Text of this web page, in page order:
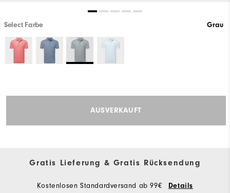
Select Farbe Grau
AUSVERKAUFT
Gratis Lieferung & Gratis Rücksendung
Kostenlosen Standardversand ab 99€ Details